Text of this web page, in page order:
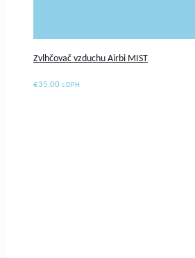
Zvlhčovač vzduchu Airbi MIST
€35.00 s DPH